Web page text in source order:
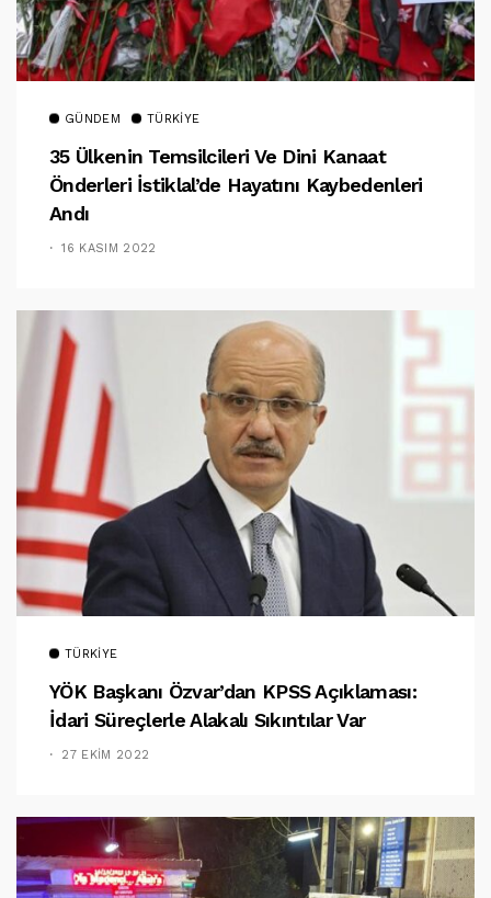
GÜNDEM TÜRKIYE
35 Ülkenin Temsilcileri Ve Dini Kanaat
Önderleri İstiklal’de Hayatını Kaybedenleri
Andı
16 KASIM 2022
TÜRKIYE
YÖK Başkanı Özvar’dan KPSS Açıklaması:
İdari Süreçlerle Alakalı Sıkıntılar Var
27 EKIM 2022